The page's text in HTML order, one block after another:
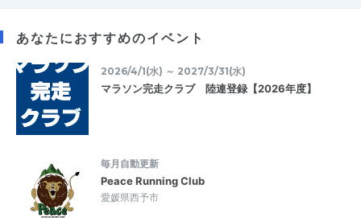
あなたにおすすめのイベント
2026/4/1(水) ～ 2027/3/31(水)
マラソン完走クラブ 陸連登録【2026年度】
毎月自動更新
Peace Running Club
愛媛県西予市